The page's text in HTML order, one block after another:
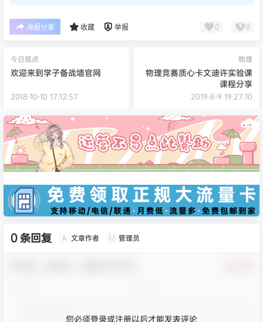
海报分享 收藏 举报 0 0
今日观点
欢迎来到学子备战墙官网
2018-10-10 17:12:57
物理
物理竞赛质心卡文迪许实验课
课程分享
2019-8-9 19:27:10
0 条回复 A 文章作者 M 管理员
您必须登录或注册以后才能发表评论